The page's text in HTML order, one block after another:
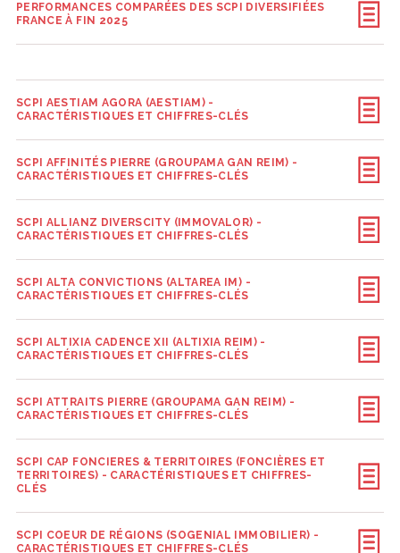
PERFORMANCES COMPARÉES DES SCPI DIVERSIFIÉES
FRANCE À FIN 2025
SCPI AESTIAM AGORA (AESTIAM) -
CARACTÉRISTIQUES ET CHIFFRES-CLÉS
SCPI AFFINITÉS PIERRE (GROUPAMA GAN REIM) -
CARACTÉRISTIQUES ET CHIFFRES-CLÉS
SCPI ALLIANZ DIVERSCITY (IMMOVALOR) -
CARACTÉRISTIQUES ET CHIFFRES-CLÉS
SCPI ALTA CONVICTIONS (ALTAREA IM) -
CARACTÉRISTIQUES ET CHIFFRES-CLÉS
SCPI ALTIXIA CADENCE XII (ALTIXIA REIM) -
CARACTÉRISTIQUES ET CHIFFRES-CLÉS
SCPI ATTRAITS PIERRE (GROUPAMA GAN REIM) -
CARACTÉRISTIQUES ET CHIFFRES-CLÉS
SCPI CAP FONCIERES & TERRITOIRES (FONCIÈRES ET
TERRITOIRES) - CARACTÉRISTIQUES ET CHIFFRES-
CLÉS
SCPI COEUR DE RÉGIONS (SOGENIAL IMMOBILIER) -
CARACTÉRISTIQUES ET CHIFFRES-CLÉS